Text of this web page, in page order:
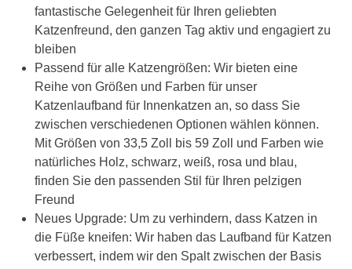
fantastische Gelegenheit für Ihren geliebten
Katzenfreund, den ganzen Tag aktiv und engagiert zu
bleiben
Passend für alle Katzengrößen: Wir bieten eine
Reihe von Größen und Farben für unser
Katzenlaufband für Innenkatzen an, so dass Sie
zwischen verschiedenen Optionen wählen können.
Mit Größen von 33,5 Zoll bis 59 Zoll und Farben wie
natürliches Holz, schwarz, weiß, rosa und blau,
finden Sie den passenden Stil für Ihren pelzigen
Freund
Neues Upgrade: Um zu verhindern, dass Katzen in
die Füße kneifen: Wir haben das Laufband für Katzen
verbessert, indem wir den Spalt zwischen der Basis